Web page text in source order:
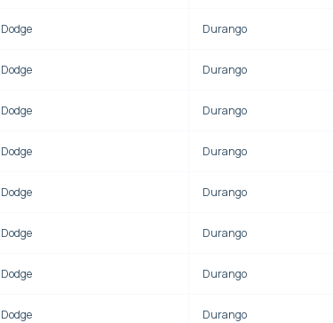
Dodge Durango
Dodge Durango
Dodge Durango
Dodge Durango
Dodge Durango
Dodge Durango
Dodge Durango
Dodge Durango